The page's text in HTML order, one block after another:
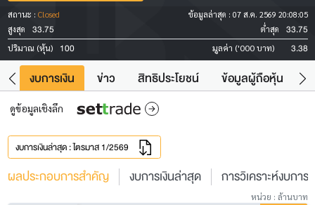
สถานะ : Closed ข้อมูลล่าสุด : 07 ส.ค. 2569 20:08:05
สูงสุด
33.75 ต่ำสุด 33.75
ปริมาณ (หุ้น) 100 มูลค่า ('000 บาท) 3.38
งบการเงิน ข่าว สิทธิประโยชน์ ข้อมูลผู้ถือหุ้น
ดูข้อมูลเชิงลึก
งบการเงินล่าสุด : ไตรมาส 1/2569
ผลประกอบการสำคัญ งบการเงินล่าสุด การวิเคราะห์งบการ
หน่วย : ล้านบาท